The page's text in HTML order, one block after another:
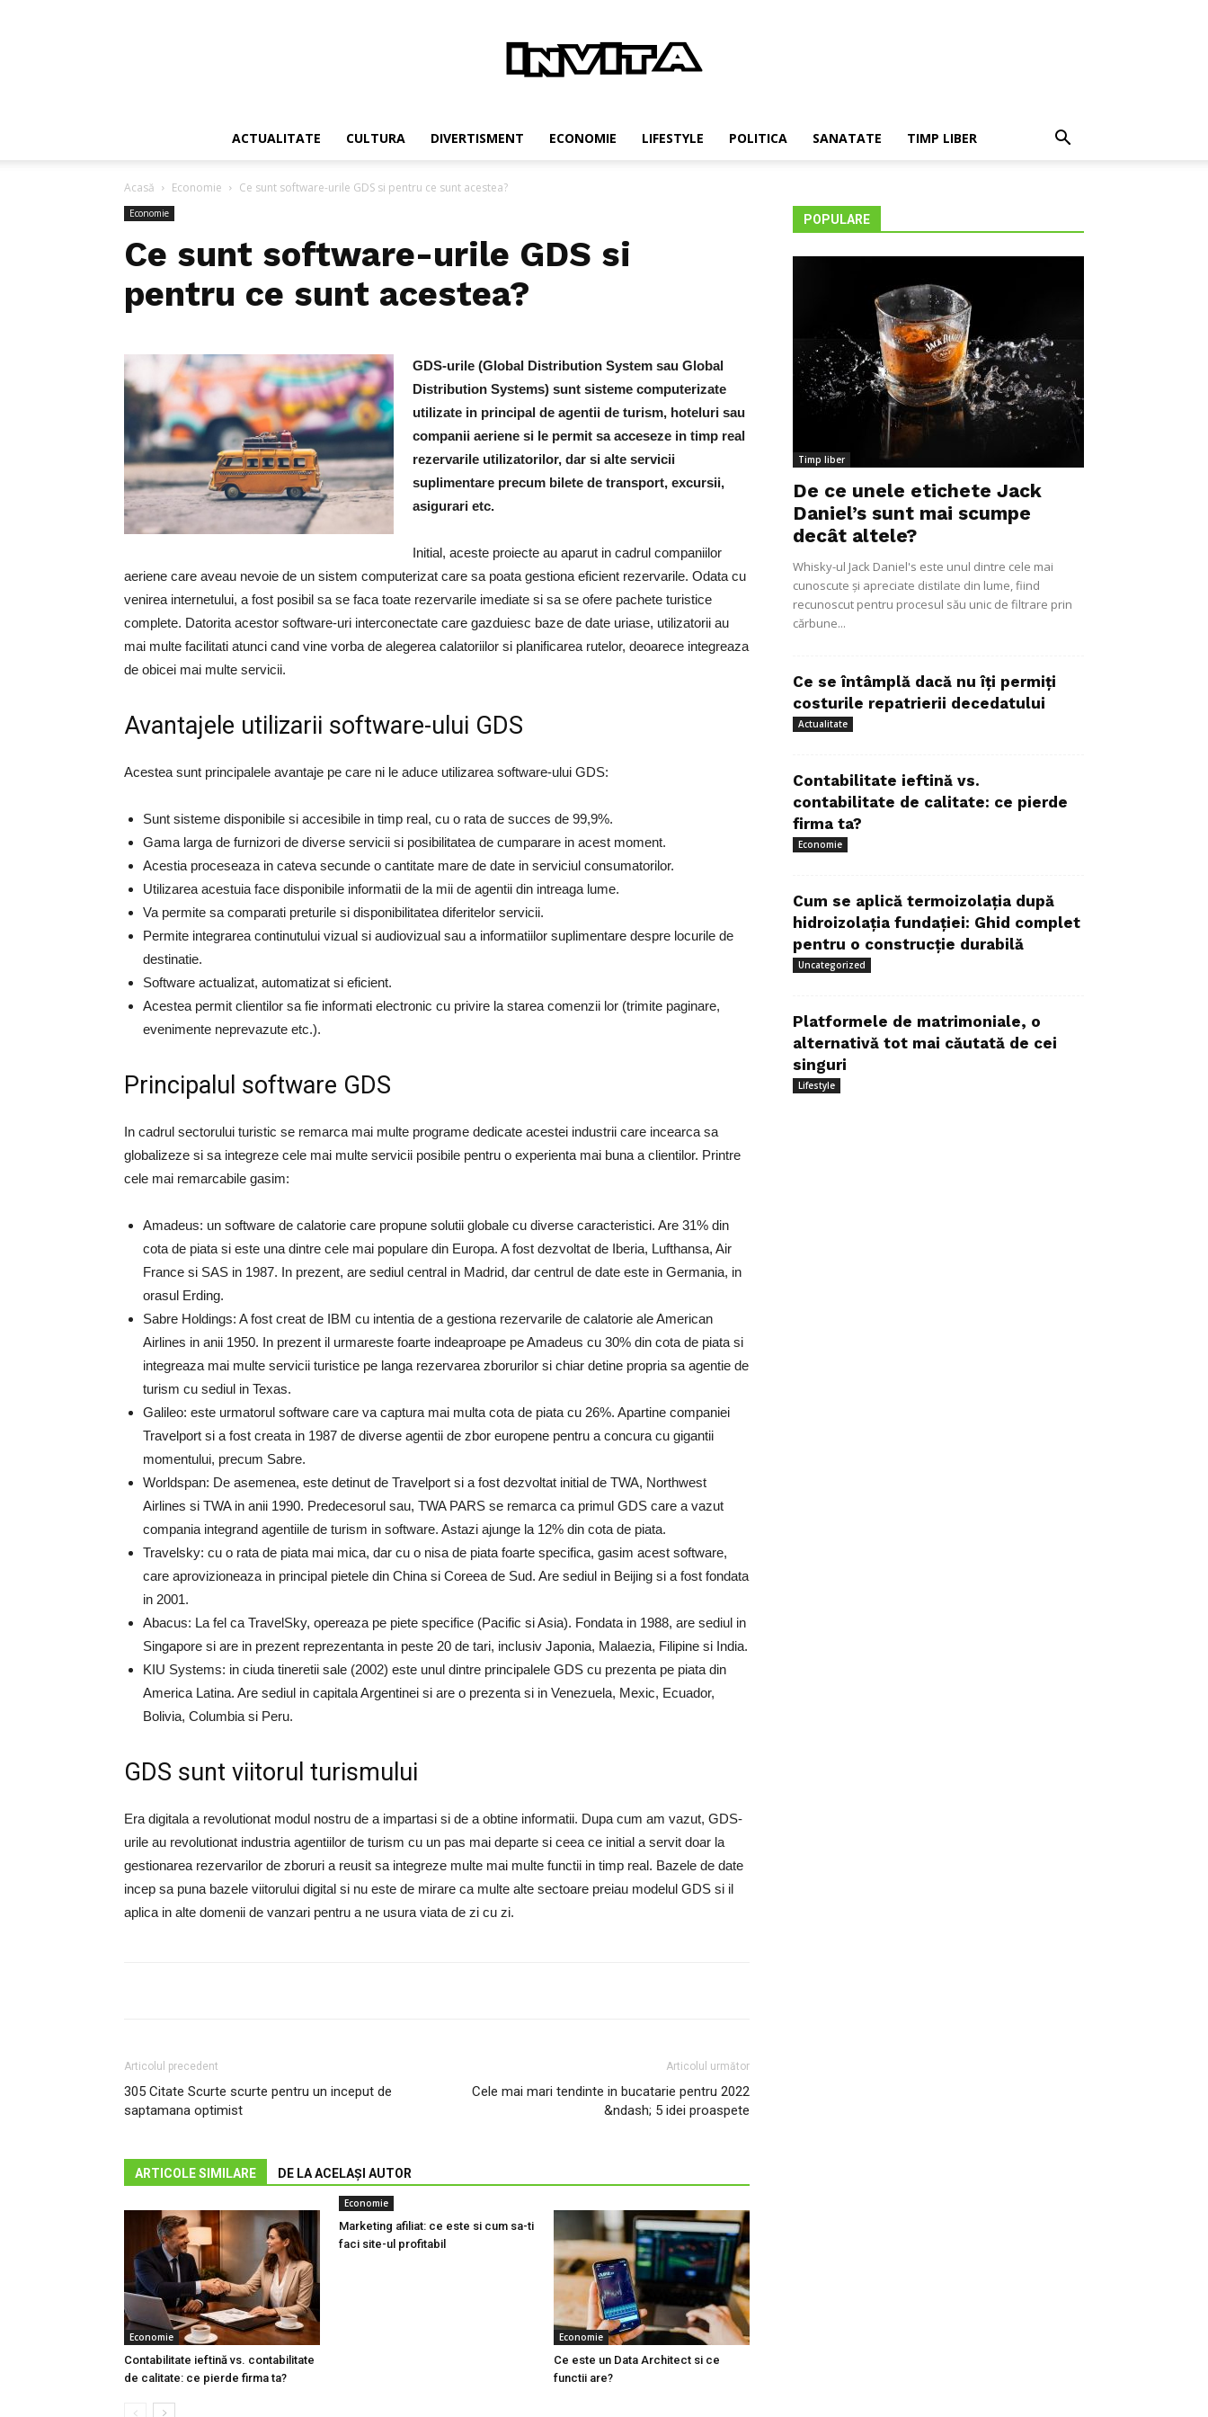
Invita
ACTUALITATE CULTURA DIVERTISMENT ECONOMIE LIFESTYLE POLITICA SANATATE TIMP LIBER
Acasă Economie Ce sunt software-urile GDS si pentru ce sunt acestea?
Economie
Ce sunt software-urile GDS si
pentru ce sunt acestea?
GDS-urile (Global Distribution System sau Global
Distribution Systems) sunt sisteme computerizate
utilizate in principal de agentii de turism, hoteluri sau
companii aeriene si le permit sa acceseze in timp real
rezervarile utilizatorilor, dar si alte servicii
suplimentare precum bilete de transport, excursii,
asigurari etc.
Initial, aceste proiecte au aparut in cadrul companiilor
aeriene care aveau nevoie de un sistem computerizat care sa poata gestiona eficient rezervarile. Odata cu
venirea internetului, a fost posibil sa se faca toate rezervarile imediate si sa se ofere pachete turistice
complete. Datorita acestor software-uri interconectate care gazduiesc baze de date uriase, utilizatorii au
mai multe facilitati atunci cand vine vorba de alegerea calatoriilor si planificarea rutelor, deoarece integreaza
de obicei mai multe servicii.
Avantajele utilizarii software-ului GDS
Acestea sunt principalele avantaje pe care ni le aduce utilizarea software-ului GDS:
Sunt sisteme disponibile si accesibile in timp real, cu o rata de succes de 99,9%.
Gama larga de furnizori de diverse servicii si posibilitatea de cumparare in acest moment.
Acestia proceseaza in cateva secunde o cantitate mare de date in serviciul consumatorilor.
Utilizarea acestuia face disponibile informatii de la mii de agentii din intreaga lume.
Va permite sa comparati preturile si disponibilitatea diferitelor servicii.
Permite integrarea continutului vizual si audiovizual sau a informatiilor suplimentare despre locurile de
destinatie.
Software actualizat, automatizat si eficient.
Acestea permit clientilor sa fie informati electronic cu privire la starea comenzii lor (trimite paginare,
evenimente neprevazute etc.).
Principalul software GDS
In cadrul sectorului turistic se remarca mai multe programe dedicate acestei industrii care incearca sa
globalizeze si sa integreze cele mai multe servicii posibile pentru o experienta mai buna a clientilor. Printre
cele mai remarcabile gasim:
Amadeus: un software de calatorie care propune solutii globale cu diverse caracteristici. Are 31% din
cota de piata si este una dintre cele mai populare din Europa. A fost dezvoltat de Iberia, Lufthansa, Air
France si SAS in 1987. In prezent, are sediul central in Madrid, dar centrul de date este in Germania, in
orasul Erding.
Sabre Holdings: A fost creat de IBM cu intentia de a gestiona rezervarile de calatorie ale American
Airlines in anii 1950. In prezent il urmareste foarte indeaproape pe Amadeus cu 30% din cota de piata si
integreaza mai multe servicii turistice pe langa rezervarea zborurilor si chiar detine propria sa agentie de
turism cu sediul in Texas.
Galileo: este urmatorul software care va captura mai multa cota de piata cu 26%. Apartine companiei
Travelport si a fost creata in 1987 de diverse agentii de zbor europene pentru a concura cu gigantii
momentului, precum Sabre.
Worldspan: De asemenea, este detinut de Travelport si a fost dezvoltat initial de TWA, Northwest
Airlines si TWA in anii 1990. Predecesorul sau, TWA PARS se remarca ca primul GDS care a vazut
compania integrand agentiile de turism in software. Astazi ajunge la 12% din cota de piata.
Travelsky: cu o rata de piata mai mica, dar cu o nisa de piata foarte specifica, gasim acest software,
care aprovizioneaza in principal pietele din China si Coreea de Sud. Are sediul in Beijing si a fost fondata
in 2001.
Abacus: La fel ca TravelSky, opereaza pe piete specifice (Pacific si Asia). Fondata in 1988, are sediul in
Singapore si are in prezent reprezentanta in peste 20 de tari, inclusiv Japonia, Malaezia, Filipine si India.
KIU Systems: in ciuda tineretii sale (2002) este unul dintre principalele GDS cu prezenta pe piata din
America Latina. Are sediul in capitala Argentinei si are o prezenta si in Venezuela, Mexic, Ecuador,
Bolivia, Columbia si Peru.
GDS sunt viitorul turismului
Era digitala a revolutionat modul nostru de a impartasi si de a obtine informatii. Dupa cum am vazut, GDS-
urile au revolutionat industria agentiilor de turism cu un pas mai departe si ceea ce initial a servit doar la
gestionarea rezervarilor de zboruri a reusit sa integreze multe mai multe functii in timp real. Bazele de date
incep sa puna bazele viitorului digital si nu este de mirare ca multe alte sectoare preiau modelul GDS si il
aplica in alte domenii de vanzari pentru a ne usura viata de zi cu zi.
Articolul precedent
305 Citate Scurte scurte pentru un inceput de
saptamana optimist
Articolul următor
Cele mai mari tendinte in bucatarie pentru 2022
&ndash; 5 idei proaspete
ARTICOLE SIMILARE DE LA ACELAȘI AUTOR
Economie
Contabilitate ieftină vs. contabilitate
de calitate: ce pierde firma ta?
Economie
Marketing afiliat: ce este si cum sa-ti
faci site-ul profitabil
Economie
Ce este un Data Architect si ce
functii are?
POPULARE
Timp liber
De ce unele etichete Jack
Daniel’s sunt mai scumpe
decât altele?
Whisky-ul Jack Daniel's este unul dintre cele mai
cunoscute și apreciate distilate din lume, fiind
recunoscut pentru procesul său unic de filtrare prin
cărbune...
Ce se întâmplă dacă nu îți permiți
costurile repatrierii decedatului
Actualitate
Contabilitate ieftină vs.
contabilitate de calitate: ce pierde
firma ta?
Economie
Cum se aplică termoizolația după
hidroizolația fundației: Ghid complet
pentru o construcție durabilă
Uncategorized
Platformele de matrimoniale, o
alternativă tot mai căutată de cei
singuri
Lifestyle